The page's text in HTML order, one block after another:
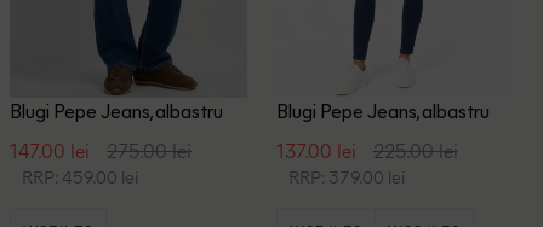
Blugi Pepe Jeans, albastru
147.00 lei 275.00 lei
RRP: 459.00 lei
Blugi Pepe Jeans, albastru
137.00 lei 225.00 lei
RRP: 379.00 lei